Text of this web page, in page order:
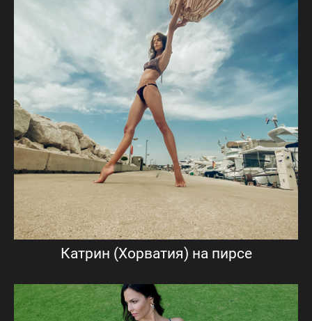
Катрин (Хорватия) на пирсе